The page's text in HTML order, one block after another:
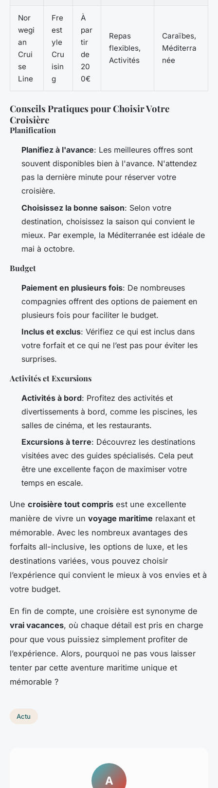
Nor
wegi
an
Crui
se
Line
Fre
est
yle
Cru
isin
g
À
par
tir
de
20
0€
Repas
flexibles,
Activités
Caraïbes,
Méditerra
née
Conseils Pratiques pour Choisir Votre
Croisière
Planification
Planifiez à l'avance: Les meilleures offres sont
souvent disponibles bien à l'avance. N'attendez
pas la dernière minute pour réserver votre
croisière.
Choisissez la bonne saison: Selon votre
destination, choisissez la saison qui convient le
mieux. Par exemple, la Méditerranée est idéale de
mai à octobre.
Budget
Paiement en plusieurs fois: De nombreuses
compagnies offrent des options de paiement en
plusieurs fois pour faciliter le budget.
Inclus et exclus: Vérifiez ce qui est inclus dans
votre forfait et ce qui ne l’est pas pour éviter les
surprises.
Activités et Excursions
Activités à bord: Profitez des activités et
divertissements à bord, comme les piscines, les
salles de cinéma, et les restaurants.
Excursions à terre: Découvrez les destinations
visitées avec des guides spécialisés. Cela peut
être une excellente façon de maximiser votre
temps en escale.
Une croisière tout compris est une excellente
manière de vivre un voyage maritime relaxant et
mémorable. Avec les nombreux avantages des
forfaits all-inclusive, les options de luxe, et les
destinations variées, vous pouvez choisir
l’expérience qui convient le mieux à vos envies et à
votre budget.
En fin de compte, une croisière est synonyme de
vrai vacances, où chaque détail est pris en charge
pour que vous puissiez simplement profiter de
l’expérience. Alors, pourquoi ne pas vous laisser
tenter par cette aventure maritime unique et
mémorable ?
Actu
A